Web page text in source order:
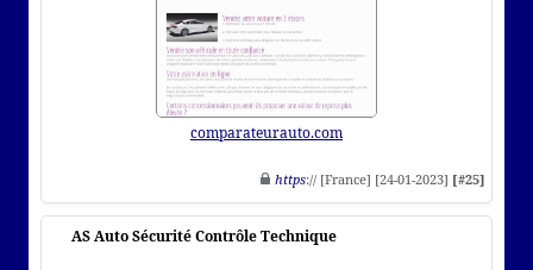
comparateurauto.com
https:// [France] [24-01-2023] [#25]
AS Auto Sécurité Contrôle Technique